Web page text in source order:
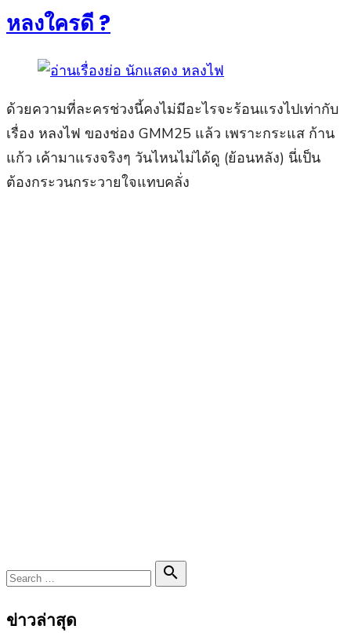
หลงใครดี ?
ด้วยความที่ละครช่วงนี้คงไม่มีอะไรจะร้อนแรงไปเท่ากับ
เรื่อง หลงไฟ ของช่อง GMM25 แล้ว เพราะกระแส ก้าน
แก้ว เค้ามาแรงจริงๆ วันไหนไม่ได้ดู (ย้อนหลัง) นี่เป็น
ต้องกระวนกระวายใจแทบคลั่ง
Search

Search
ข่าวล่าสุด